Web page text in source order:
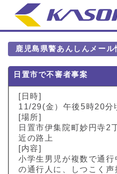
鹿児島県警あんしんメール
日置市で不審者事案
[日時]
11/29(金）午後5時20分
[場所]
日置市伊集院町妙円寺
近の路上
[内容]
小学生男児が複数で通行
の通行人に、しつこく